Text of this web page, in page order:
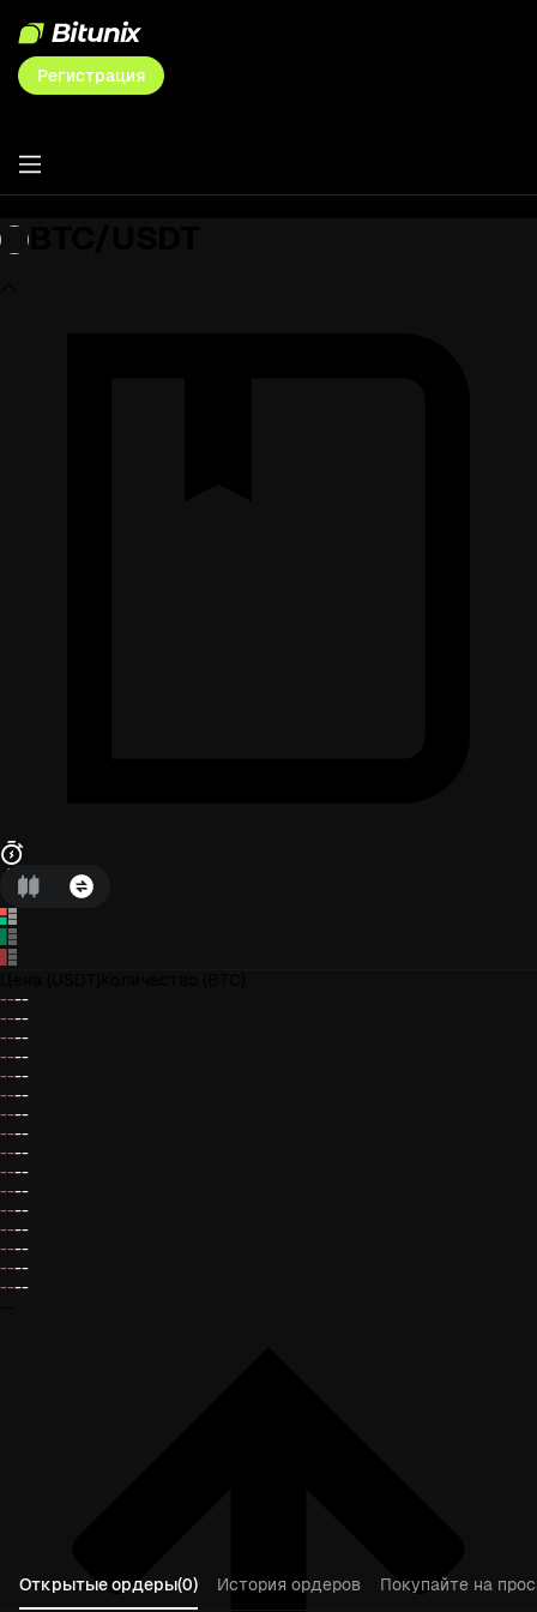
Регистрация
----
----
----
----
----
----
----
----
----
----
----
----
----
----
----
----
Открытые ордеры(0) История ордеров
Покупайте на